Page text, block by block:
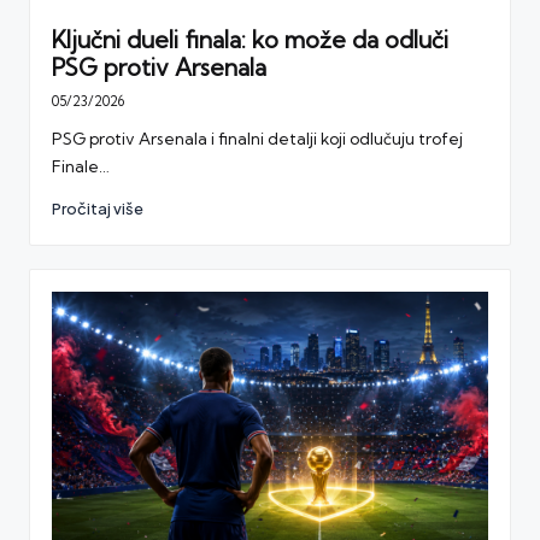
Ključni dueli finala: ko može da odluči
PSG protiv Arsenala
05/23/2026
PSG protiv Arsenala i finalni detalji koji odlučuju trofej
Finale…
Pročitaj više